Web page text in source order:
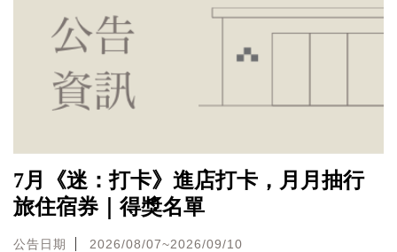
7月《迷：打卡》進店打卡，月月抽行
旅住宿券｜得獎名單
公告日期 2026/08/07~2026/09/10